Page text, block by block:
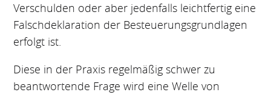
Verschulden oder aber jedenfalls leichtfertig eine
Falschdeklaration der Besteuerungsgrundlagen
erfolgt ist.
Diese in der Praxis regelmäßig schwer zu
beantwortende Frage wird eine Welle von